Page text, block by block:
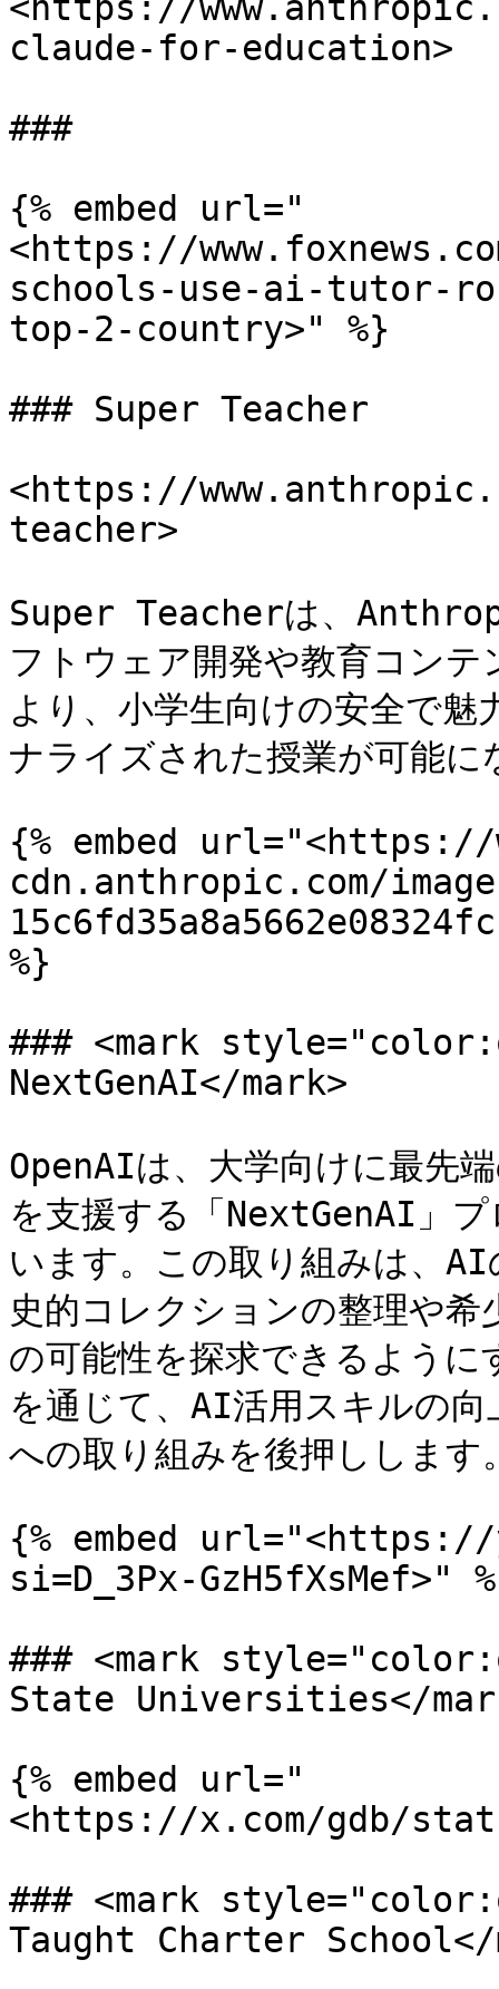
claude-for-education>
###
{% embed url="
<https://
schools-use-ai-tutor-
top-2-country>" %}
### Super Teacher
<https://
teacher>
Super Teacherは、
フトウェア開発や教育コン
より、小学生向けの安全で魅
ナライズされた授業が可能に
{% embed url="<https://
cdn.anthropic.com/
%}
### <mark
NextGenAI</mark>
OpenAIは、大学向けに最先
を支援する「NextGenAI」
います。この取り組みは、
史的コレクションの整理や
の可能性を探求できるよう
を通じて、AI活用スキルの
への取り組みを後押しします
{% embed url="<https://
si=D_3Px-GzH5fXsMef>"
### <mark
State Universities</
{% embed url="
<https://x.com/gdb/
### <mark
Taught Charter School</